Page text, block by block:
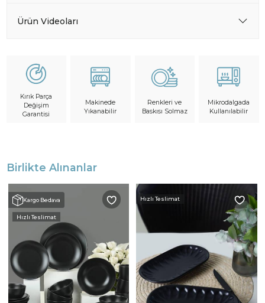
Ürün Videoları
Kırık Parça
Değişim
Garantisi
Makinede
Yıkanabilir
Renkleri ve
Baskısı Solmaz
Mikrodalgada
Kullanılabilir
Birlikte Alınanlar
Kargo Bedava
Hızlı Teslimat
Hızlı Teslimat